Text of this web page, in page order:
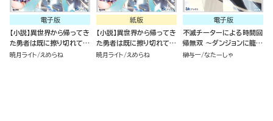
電子版
【小説】異世界から帰ってき
た勇者は既に擦り切れてい
る。
暁月ライト えめらね
紙版
【小説】異世界から帰ってき
た勇者は既に擦り切れてい
る。
暁月ライト えめらね
電子版
不滅チーターによる時間回
帰無双 ～ダンジョンに籠っ
て1万年。最弱だった俺が
榊与一 なたーしゃ